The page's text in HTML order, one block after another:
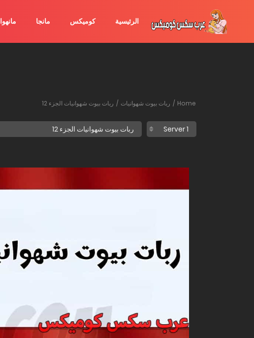
الرئيسية كوميكس مانجا مانهوا
Home ربات بيوت شهوانيات ربات بيوت شهوانيات الجزء 12